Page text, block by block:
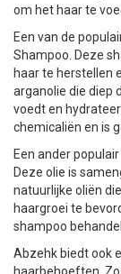
om het haar te
Een van de
Shampoo. Deze
haar te herstellen
arganolie die diep
voedt en
chemicaliën en is
Een ander
Deze olie is
natuurlijke oliën
haargroei te
shampoo
Abzehk biedt ook